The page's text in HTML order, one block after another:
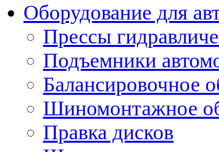
Оборудование для
Прессы
Подъемники
Балансировочное
Шиномонтажное
Правка дисков